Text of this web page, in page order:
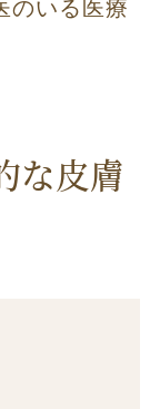
のいる医療
な皮膚